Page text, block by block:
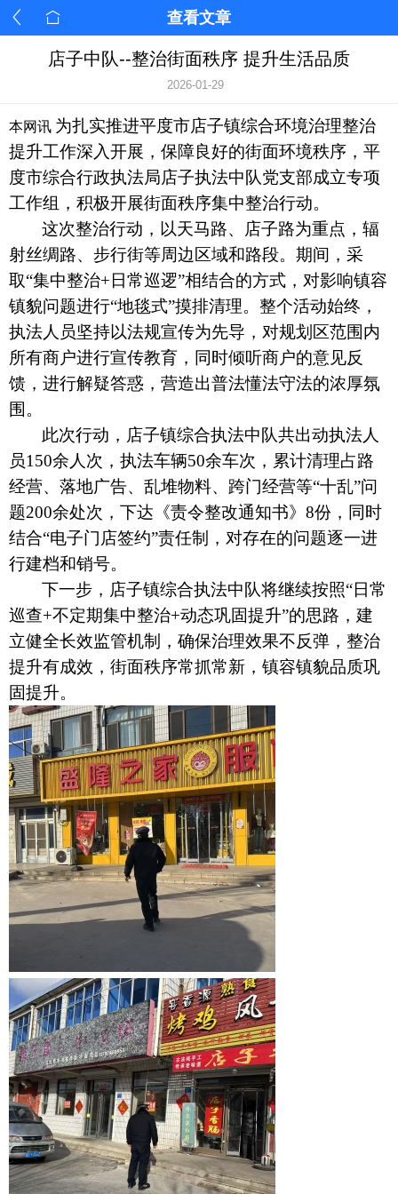
店子中队--整治街面秩序 提升生活品质
2026-01-29
本网讯 为扎实推进平度市店子镇综合环境治理整治
提升工作深入开展，保障良好的街面环境秩序， 平
度市综合行政执法局店子执法中 队党支部成立专项
工作组，积极开展街面秩序集中整治行动。
这次整治行动，以天马路、店子路为重点，辐
射丝绸路、步行街等周边区域和路段。 期间，采
取“集中整治+日常巡逻”相结合的方式，对影响镇容
镇貌问题进行“地毯式”摸排清理。 整个活动始终，
执法人员坚持以法规宣传为先导， 对规划区范围内
所有商户进行宣传教育， 同时倾听商户的意见反
馈，进行解疑答惑，营造出普法懂法守法的浓厚氛
围。
此次行动，店子镇综合执法中队共出动执法人
员150余人次，执法车辆50余车次，累计清理占路
经营、 落地广告、乱堆物料、跨门经营等“十乱”问
题200余处次，下达《责令整改通知书》8份， 同时
结合“电子门店签约”责任制，对存在的问题逐一进
行建档和销号。
下一步， 店子镇综合执法中队将继续按照“日常
巡查+不定期集中整治+动态巩固提升”的思路，建
立健全长效监管机制，确保治理效果不反弹，整治
提升有成效， 街面秩序常抓常新，镇容镇貌品质巩
固提升。
查看文章